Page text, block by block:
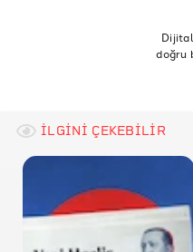
Dijital
doğru
İLGİNİ ÇEKEBİLİR